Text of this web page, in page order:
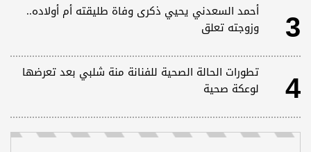
3
أحمد السعدني يحيي ذكرى وفاة طليقته أم أولاده..
وزوجته تعلق
4
تطورات الحالة الصحية للفنانة منة شلبي بعد تعرضها
لوعكة صحية